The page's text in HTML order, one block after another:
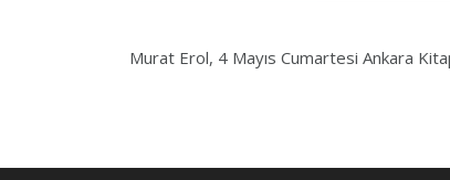
Murat Erol, 4 Mayıs Cumartesi Ankara